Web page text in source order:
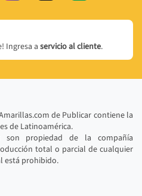
Ingresa a servicio al cliente.
de Publicar contiene la
de Latinoamérica.
son propiedad de la compañía
total o parcial de cualquier
está prohibido.